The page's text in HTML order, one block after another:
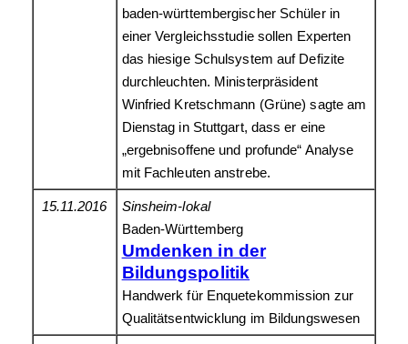
baden-württembergischer Schüler in
einer Vergleichsstudie sollen Experten
das hiesige Schulsystem auf Defizite
durchleuchten. Ministerpräsident
Winfried Kretschmann (Grüne) sagte am
Dienstag in Stuttgart, dass er eine
„ergebnisoffene und profunde“ Analyse
mit Fachleuten anstrebe.
15.11.2016
Sinsheim-lokal
Baden-Württemberg
Umdenken in der
Bildungspolitik
Handwerk für Enquetekommission zur
Qualitätsentwicklung im Bildungswesen